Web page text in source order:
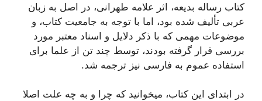
کتاب رساله بدیعه، اثر علامه طهرانی، در اصل به زبان
عربی تألیف شده بود، اما با توجه به جامعیت کتاب، و
موضوعات مهمی که با ذکر دلایل و اسناد معتبر مورد
بررسی قرار گرفته بودند، توسط چند تن از علما برای
استفاده عموم به فارسی نیز ترجمه شد.
در ابتدای این کتاب، میخوانید که چرا و به چه علت اصلا